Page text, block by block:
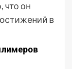
что он
в